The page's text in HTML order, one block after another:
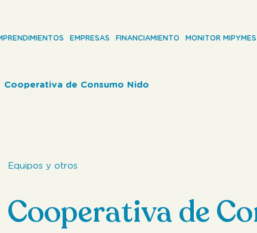
EMPRESAS FINANCIAMIENTO MONITOR MIPYMES
Cooperativa de Consumo Nido
Equipos y otros
Cooperativa de